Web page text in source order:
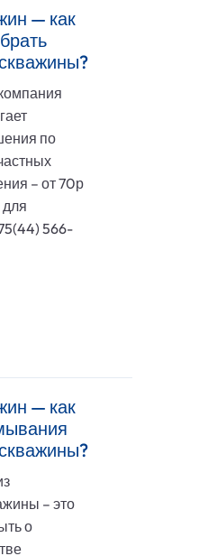
— как
по
– от 70р
566-
— как
– это
о